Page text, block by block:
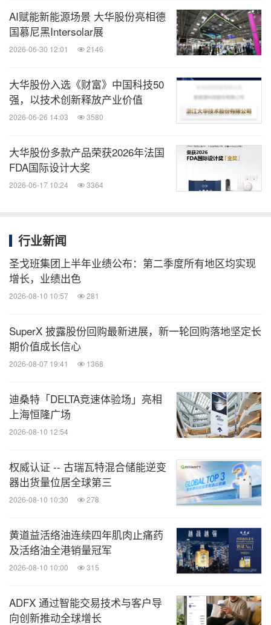
AI赋能新能源场景 大华股份亮相德
国慕尼黑Intersolar展
2026-06-30 12:01 2146
大华股份入选《财富》中国科技50
强，以技术创新释放产业价值
2026-06-26 14:03 3580
大华股份多款产品荣获2026年法国
FDA国际设计大奖
2026-06-17 10:24 3364
行业新闻
圣戈班集团上半年业绩公布：第二季度所有地区均实现
增长，业绩出色
2026-08-10 10:57 281
SuperX 披露股份回购最新进展，新一轮回购落地坚定长
期价值成长信心
2026-08-07 19:41 1368
迪桑特「DELTA竞速体验场」亮相
上海恒隆广场
2026-08-10 12:54
权威认证 -- 古瑞瓦特混合储能逆变
器出货量位居全球第三
2026-08-10 10:30 278
黄道益活络油连续四年肌肉止痛药
及活络油全港销量冠军
2026-08-10 10:00 315
ADFX 通过智能交易技术与客户导
向创新推动全球增长